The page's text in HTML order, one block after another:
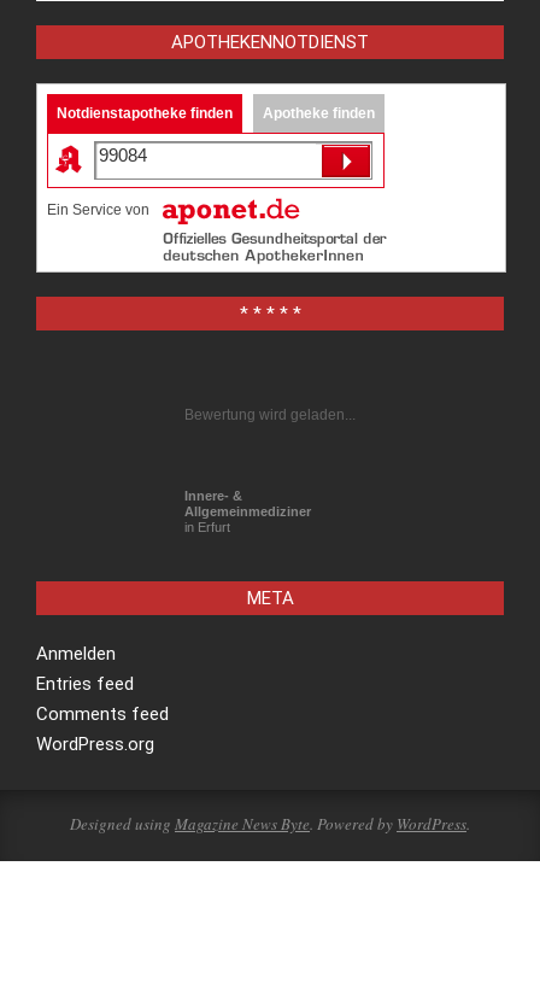
APOTHEKENNOTDIENST
Notdienstapotheke finden Apotheke finden
Ein Service von
* * * * *
Bewertung wird geladen...
Innere- &
Allgemeinmediziner
in Erfurt
META
Anmelden
Entries feed
Comments feed
WordPress.org
Designed using Magazine News Byte. Powered by WordPress.